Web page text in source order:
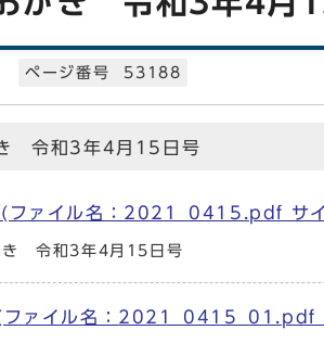
ページ番号 53188
令和3年4月15日号
(ファイル名：2021_0415.pdf サ
き 令和3年4月15日号
ファイル名：2021_0415_01.pdf